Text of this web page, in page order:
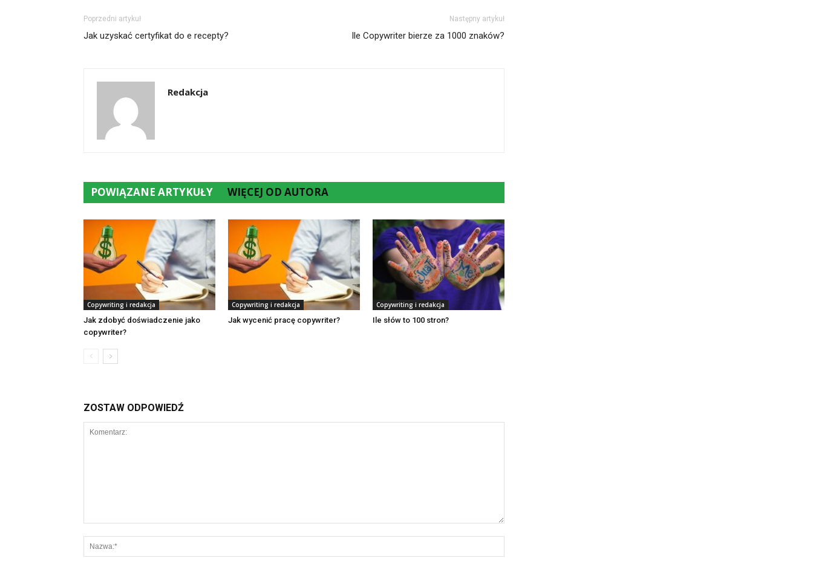
Poprzedni artykuł
Jak uzyskać certyfikat do e recepty?
Następny artykuł
Ile Copywriter bierze za 1000 znaków?
Redakcja
POWIĄZANE ARTYKUŁY WIĘCEJ OD AUTORA
Copywriting i redakcja
Jak zdobyć doświadczenie jako
copywriter?
Copywriting i redakcja
Jak wycenić pracę copywriter?
Copywriting i redakcja
Ile słów to 100 stron?
ZOSTAW ODPOWIEDŹ